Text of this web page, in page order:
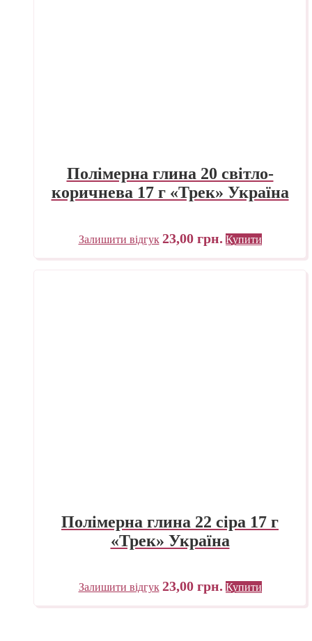
Полімерна глина 20 світло-
коричнева 17 г «Трек» Україна
Залишити відгук 23,00 грн. Купити
Полімерна глина 22 сіра 17 г
«Трек» Україна
Залишити відгук 23,00 грн. Купити